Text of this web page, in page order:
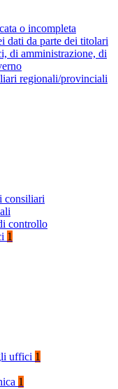
o incompleta
dati da parte dei titolari
di amministrazione, di
regionali/provinciali
consiliari
controllo
1
uffici 1
1